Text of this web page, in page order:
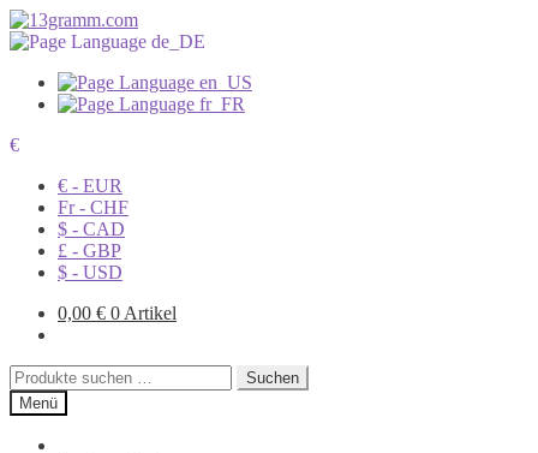
€
€ - EUR
Fr - CHF
$ - CAD
£ - GBP
$ - USD
0,00 € 0 Artikel
Suchen
nach:
Suchen
Menü